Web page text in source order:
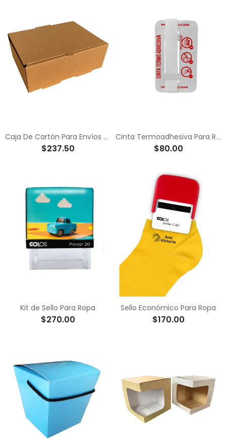
Caja De Cartón Para Envíos Mailbox
$237.50
Cinta Termoadhesiva Para Ropa Oscura
$80.00
Kit de Sello Para Ropa
$270.00
Sello Económico Para Ropa
$170.00